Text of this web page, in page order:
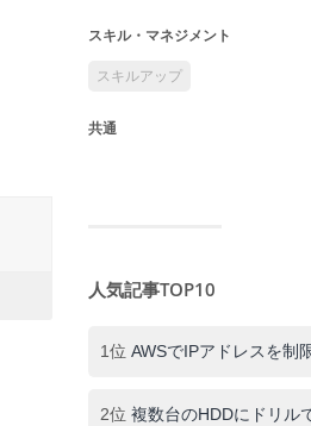
スキル・マネジメント
スキルアップ
共通
人気記事TOP10
1位 AWSでIPアドレスを制
2位 複数台のHDDにドリル